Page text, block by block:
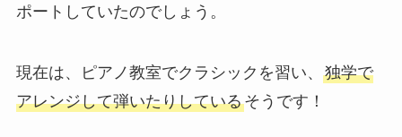
ポートしていたのでしょう。
現在は、ピアノ教室でクラシックを習い、 独学で
アレンジして弾いたりしているそうです！